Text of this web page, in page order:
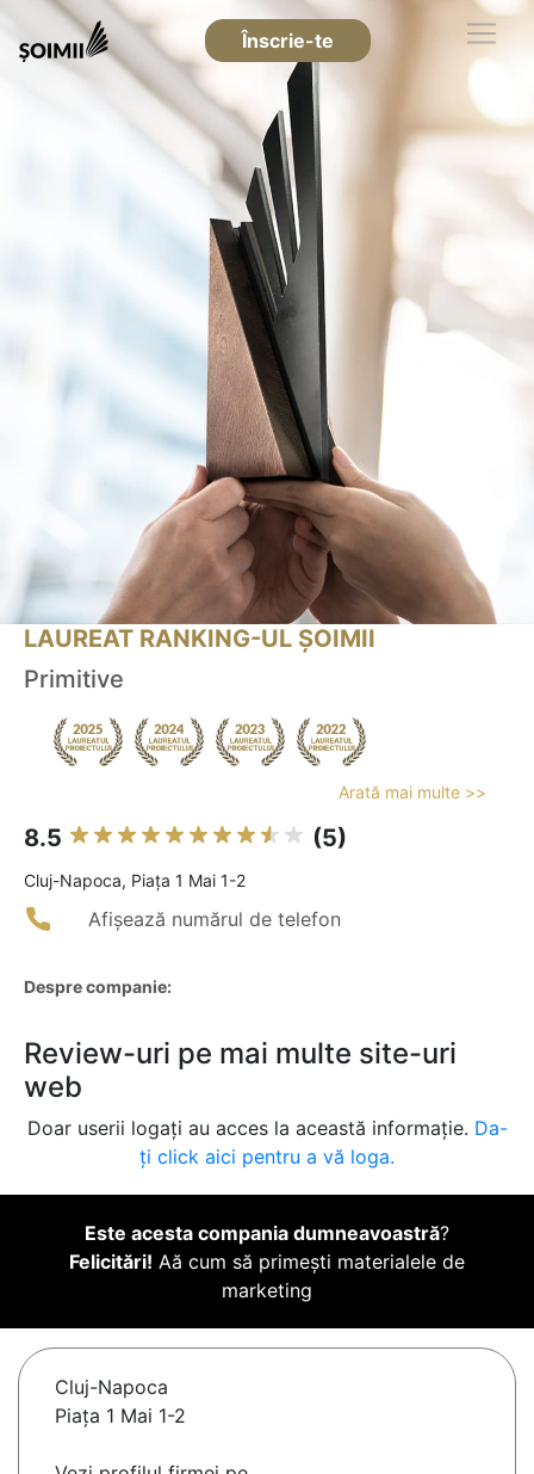
Înscrie-te
LAUREAT RANKING-UL ȘOIMII
Primitive
Arată mai multe >>
8.5 (5)
Cluj-Napoca, Piața 1 Mai 1-2
Afișează numărul de telefon
Despre companie:
Review-uri pe mai multe site-uri
web
Doar userii logați au acces la această informație. Da-
ți click aici pentru a vă loga.
Este acesta compania dumneavoastră?
Felicitări! Aă cum să primești materialele de
marketing
Cluj-Napoca
Piața 1 Mai 1-2